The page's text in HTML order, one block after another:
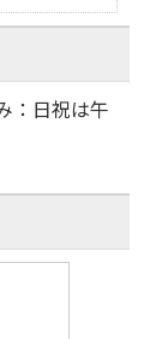
：日祝は午